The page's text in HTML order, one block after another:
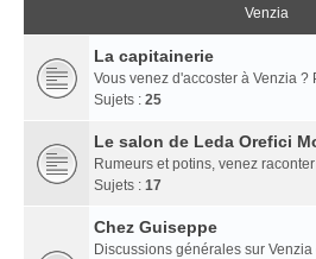
Venzia
La capitainerie
Vous venez d'accoster à Venzia ?
Sujets : 25
Le salon de Leda Orefici
Rumeurs et potins, venez
Sujets : 17
Chez Guiseppe
Discussions générales sur